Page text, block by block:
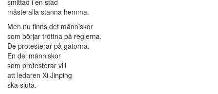
smittad i en stad
måste alla stanna hemma.
Men nu finns det människor
som börjar tröttna på reglerna.
De protesterar på gatorna.
En del människor
som protesterar vill
att ledaren Xi Jinping
ska sluta.